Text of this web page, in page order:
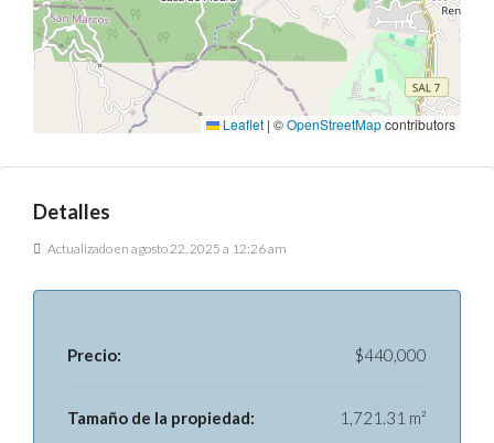
Leaflet | ©OpenStreetMapcontributors
Detalles
Actualizado en agosto 22, 2025 a 12:26 am
Precio: $440,000
Tamaño de la propiedad: 1,721.31 m²